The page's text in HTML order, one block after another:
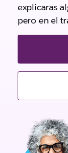
explicaras
pero en el